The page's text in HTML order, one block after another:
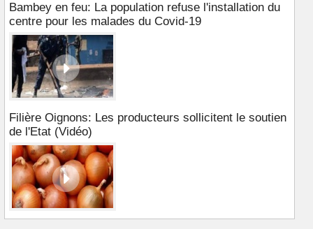
Bambey en feu: La population refuse l'installation du
centre pour les malades du Covid-19
Filière Oignons: Les producteurs sollicitent le soutien
de l'Etat (Vidéo)